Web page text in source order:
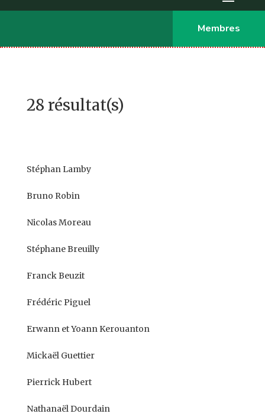
Membres
28 résultat(s)
Stéphan Lamby
Bruno Robin
Nicolas Moreau
Stéphane Breuilly
Franck Beuzit
Frédéric Piguel
Erwann et Yoann Kerouanton
Mickaël Guettier
Pierrick Hubert
Nathanaël Dourdain